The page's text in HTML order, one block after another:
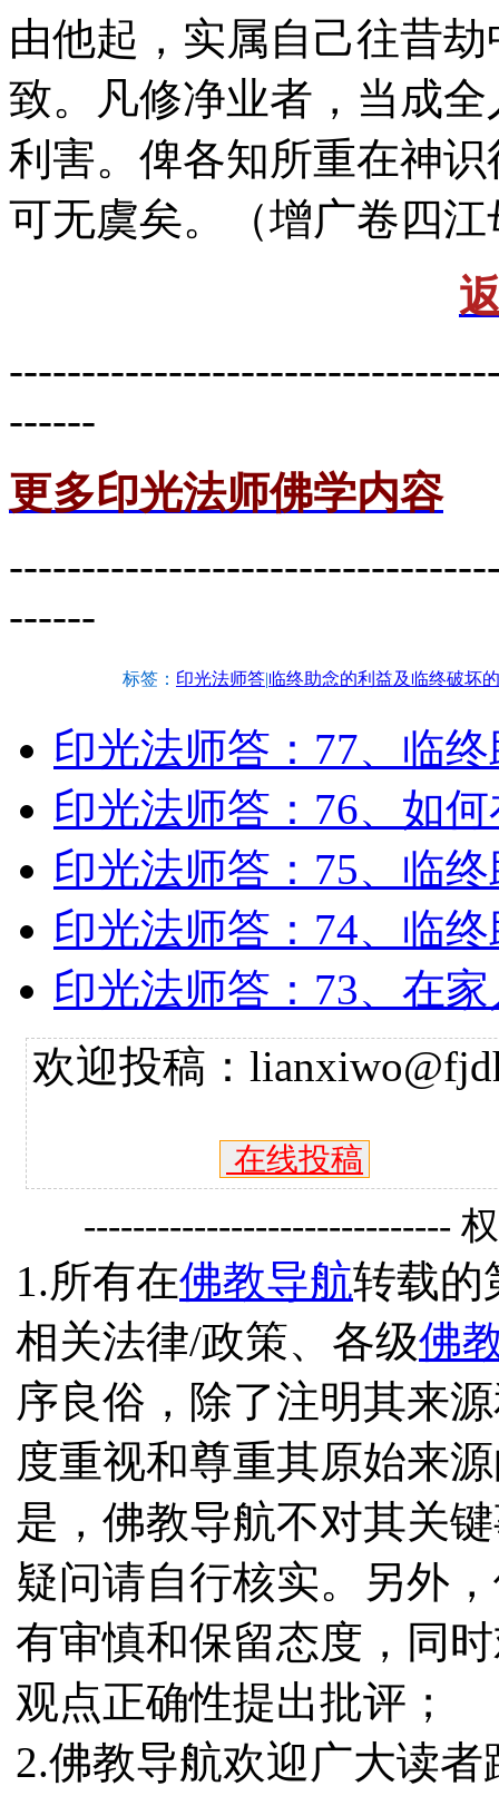
由他起，实属自己往昔
致。凡修净业者，当成
利害。俾各知所重在神
可无虞矣。（增广卷四
------
更多印光法师佛学内容
------
标签： 印光法师答|临终助念的利益及临终破坏
印光法师答：77、临
印光法师答：76、如
印光法师答：75、临
印光法师答：74、临
印光法师答：73、在
欢迎投稿：
在线投稿
------------------------------
1.所有在佛教导航转载的
相关法律/政策、各级佛
序良俗，除了注明其来
度重视和尊重其原始来
是，佛教导航不对其关
疑问请自行核实。另外
有审慎和保留态度，同
观点正确性提出批评；
2.佛教导航欢迎广大读